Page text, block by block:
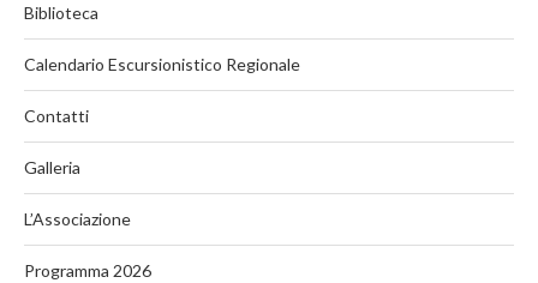
Biblioteca
Calendario Escursionistico Regionale
Contatti
Galleria
L’Associazione
Programma 2026